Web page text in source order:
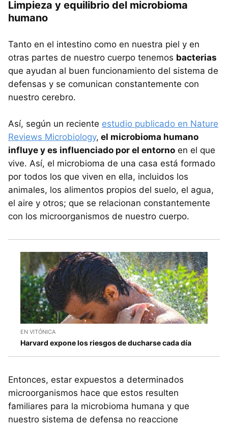
Limpieza y equilibrio del microbioma
humano
Tanto en el intestino como en nuestra piel y en
otras partes de nuestro cuerpo tenemos bacterias
que ayudan al buen funcionamiento del sistema de
defensas y se comunican constantemente con
nuestro cerebro.
Así, según un reciente estudio publicado en Nature
Reviews Microbiology, el microbioma humano
influye y es influenciado por el entorno en el que
vive. Así, el microbioma de una casa está formado
por todos los que viven en ella, incluidos los
animales, los alimentos propios del suelo, el agua,
el aire y otros; que se relacionan constantemente
con los microorganismos de nuestro cuerpo.
EN VITÓNICA
Harvard expone los riesgos de ducharse cada día
Entonces, estar expuestos a determinados
microorganismos hace que estos resulten
familiares para la microbioma humana y que
nuestro sistema de defensa no reaccione